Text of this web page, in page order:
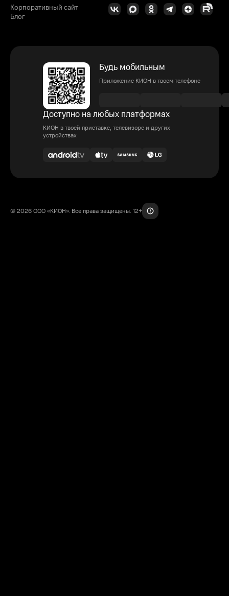
Корпоративный сайт
Блог
Будь мобильным
Приложение КИОН в твоем телефоне
Доступно на любых платформах
КИОН в твоей приставке, телевизоре и других
устройствах
© 2026 ООО «КИОН». Все права защищены. 12+